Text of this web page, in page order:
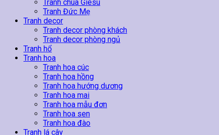
Tranh chúa Giesu
Tranh Đức Mẹ
Tranh decor
Tranh decor phòng khách
Tranh decor phòng ngủ
Tranh hổ
Tranh hoa
Tranh hoa cúc
Tranh hoa hồng
Tranh hoa hướng dương
Tranh hoa mai
Tranh hoa mẫu đơn
Tranh hoa sen
Tranh hoa đào
Tranh lá cây